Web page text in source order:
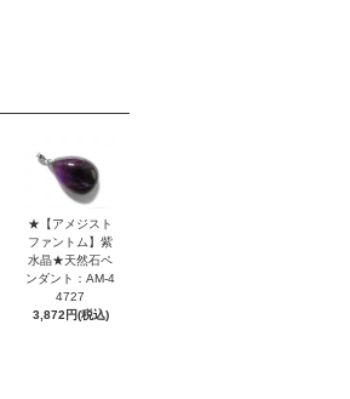
★【アメジスト
ファントム】紫
水晶★天然石ペ
ンダント：AM-4
4727
3,872円(税込)